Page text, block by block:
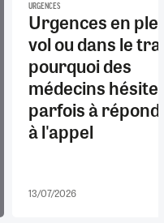
URGENCES
Urgences en
vol ou dans le
pourquoi des
médecins
parfois à
à l'appel
13/07/2026